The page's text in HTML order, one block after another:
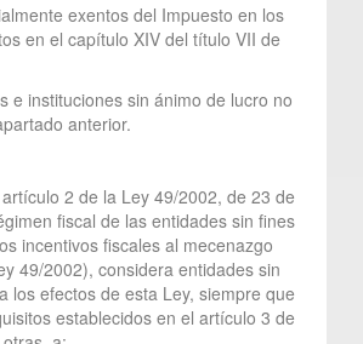
exentos del Impuesto en los
en el capítulo XIV del título VII de
e instituciones sin ánimo de lucro no
anterior.
2 de la Ley 49/2002, de 23 de
fiscal de las entidades sin fines
incentivos fiscales al mecenazgo
49/2002), considera entidades sin
los efectos de esta Ley, siempre que
establecidos en el artículo 3 de